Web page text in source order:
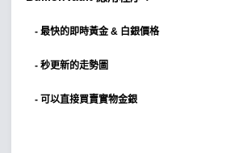
- 最快的即時黃金 & 白銀價格
- 秒更新的走勢圖
- 可以直接買賣實物金銀